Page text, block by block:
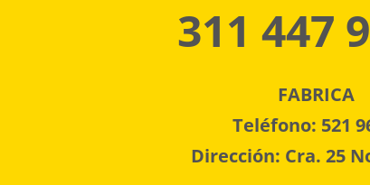
311 447
FABRICA
Teléfono: 521
Dirección: Cra. 25